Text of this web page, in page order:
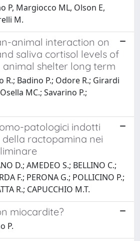
P, Margiocco ML, Olson E,
M.
animal interaction on
saliva cortisol levels of
animal shelter long term
R.; Badino P.; Odore R.; Girardi
MC.; Savarino P.;
patologici indotti
della ractopamina nei
D.; AMEDEO S.; BELLINO C.;
F.; PERONA G.; POLLICINO P.;
R.; CAPUCCHIO M.T.
miocardite?
P.